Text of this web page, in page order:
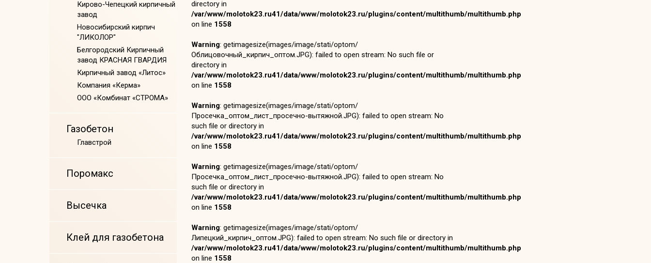
directory in
/var/www/molotok23.ru41/data/www/molotok23.ru/plugins/content/multithumb/multithumb.php
on line 1558
Warning: getimagesize(images/image/stati/optom/
Облицовочный_кирпич_оптом.JPG): failed to open stream: No such file or
directory in
/var/www/molotok23.ru41/data/www/molotok23.ru/plugins/content/multithumb/multithumb.php
on line 1558
Warning: getimagesize(images/image/stati/optom/
Просечка_оптом_лист_просечно-вытяжной.JPG): failed to open stream: No
such file or directory in
/var/www/molotok23.ru41/data/www/molotok23.ru/plugins/content/multithumb/multithumb.php
on line 1558
Warning: getimagesize(images/image/stati/optom/
Просечка_оптом_лист_просечно-вытяжной.JPG): failed to open stream: No
such file or directory in
/var/www/molotok23.ru41/data/www/molotok23.ru/plugins/content/multithumb/multithumb.php
on line 1558
Warning: getimagesize(images/image/stati/optom/
Липецкий_кирпич_оптом.JPG): failed to open stream: No such file or directory in
/var/www/molotok23.ru41/data/www/molotok23.ru/plugins/content/multithumb/multithumb.php
on line 1558
Кирово-Чепецкий кирпичный
завод
Новосибирский кирпич
"ЛИКОЛОР"
Белгородский Кирпичный
завод КРАСНАЯ ГВАРДИЯ
Кирпичный завод «Литос»
Компания «Керма»
ООО «Комбинат «СТРОМА»
Газобетон
Главстрой
Поромакс
Высечка
Клей для газобетона